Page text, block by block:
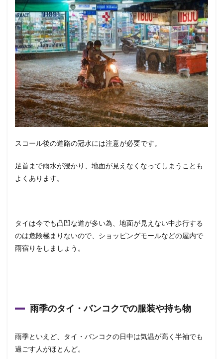
スコール後の道路の冠水には注意が必要です。
足首まで雨水が浸かり、地面が見えなくなってしまうことも
よくあります。
タイは今でも凸凹な道が多い為、地面が見えない中歩行する
のは危険極まりないので、ショッピングモールなどの屋内で
雨宿りをしましょう。
雨季のタイ・バンコクでの服装や持ち物
雨季といえど、タイ・バンコクの日中は気温が高く半袖でも
過ごす人がほとんど。